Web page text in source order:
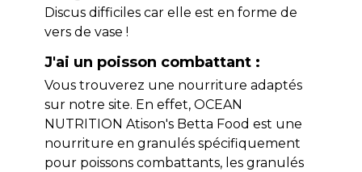
Discus difficiles car elle est en forme de
vers de vase !
J'ai un poisson combattant :
Vous trouverez une nourriture adaptés
sur notre site. En effet, OCEAN
NUTRITION Atison's Betta Food est une
nourriture en granulés spécifiquement
pour poissons combattants, les granulés